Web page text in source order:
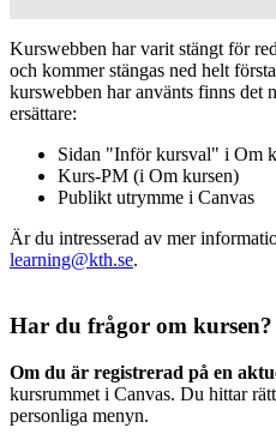
Kurswebben har varit stängt för
och kommer stängas ned helt
kurswebben har använts finns det
ersättare:
Sidan "Inför kursval" i Om
Kurs-PM (i Om kursen)
Publikt utrymme i Canvas
Är du intresserad av mer
learning@kth.se.
Har du frågor om kursen?
Om du är registrerad på en
kursrummet i Canvas. Du hittar
personliga menyn.